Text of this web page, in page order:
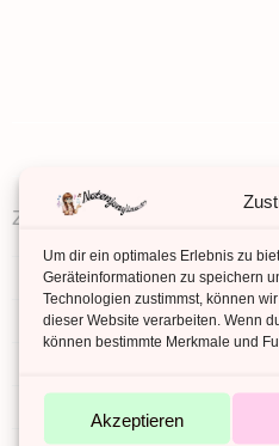
Um dir ein optimales Erlebnis zu
Geräteinformationen zu speichern
Technologien zustimmst, können
dieser Website verarbeiten. Wenn
können bestimmte Merkmale und
Akzeptieren
Zusätzliche Informationen
ANZAHL DATEIEN
ANZAHL SEITEN